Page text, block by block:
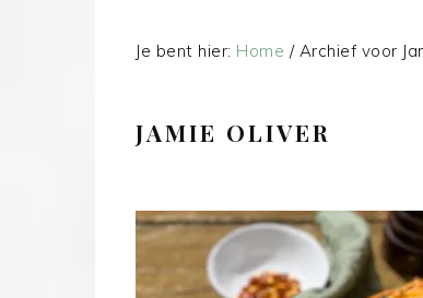
Je bent hier: Home /Archief voor
JAMIE OLIVER